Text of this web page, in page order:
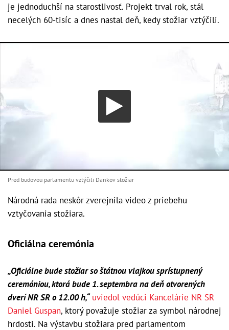
je jednoduchší na starostlivosť. Projekt trval rok, stál
necelých 60-tisíc a dnes nastal deň, kedy stožiar vztýčili.
Pred budovou parlamentu vztýčili Dankov stožiar
Národná rada neskôr zverejnila video z priebehu
vztyčovania stožiara.
Oficiálna ceremónia
„Oficiálne bude stožiar so štátnou vlajkou sprístupnený
ceremóniou, ktorá bude 1. septembra na deň otvorených
dverí NR SR o 12.00 h,“ uviedol vedúci Kancelárie NR SR
Daniel Guspan, ktorý považuje stožiar za symbol národnej
hrdosti. Na výstavbu stožiara pred parlamentom